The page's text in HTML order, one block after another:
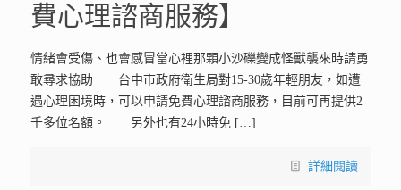
費心理諮商服務】
情緒會受傷、也會感冒當心裡那顆小沙礫變成怪獸襲來時請勇
敢尋求協助 台中市政府衛生局對15-30歲年輕朋友，如遭
遇心理困境時，可以申請免費心理諮商服務，目前可再提供2
千多位名額。 另外也有24小時免[…]
詳細閱讀